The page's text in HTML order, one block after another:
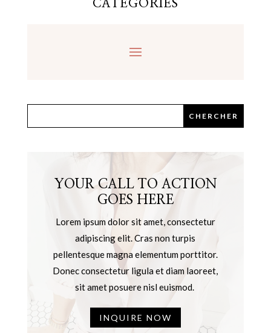
CATEGORIES
YOUR CALL TO ACTION
GOES HERE
Lorem ipsum dolor sit amet, consectetur
adipiscing elit. Cras non turpis
pellentesque magna elementum porttitor.
Donec consectetur ligula et diam laoreet,
sit amet posuere nisl euismod.
INQUIRE NOW